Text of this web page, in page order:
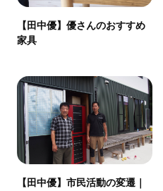
【田中優】優さんのおすすめ
家具
【田中優】市民活動の変遷｜